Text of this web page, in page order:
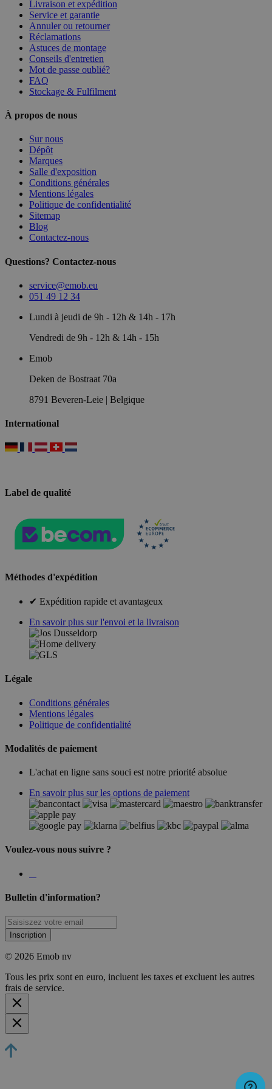
Livraison et expédition
Service et garantie
Annuler ou retourner
Réclamations
Astuces de montage
Conseils d'entretien
Mot de passe oublié?
FAQ
Stockage & Fulfilment
À propos de nous
Sur nous
Dépôt
Marques
Salle d'exposition
Conditions générales
Mentions légales
Politique de confidentialité
Sitemap
Blog
Contactez-nous
Questions? Contactez-nous
service@emob.eu
051 49 12 34
Lundi à jeudi de 9h - 12h & 14h - 17h
Vendredi de 9h - 12h & 14h - 15h
Emob
Deken de Bostraat 70a
8791 Beveren-Leie | Belgique
International
Label de qualité
Méthodes d'expédition
✔ Expédition rapide et avantageux
En savoir plus sur l'envoi et la livraison
Légale
Conditions générales
Mentions légales
Politique de confidentialité
Modalités de paiement
L'achat en ligne sans souci est notre priorité absolue
En savoir plus sur les options de paiement
Voulez-vous nous suivre ?
Bulletin d'information?
Inscription
© 2026 Emob nv
Tous les prix sont en euro, incluent les taxes et excluent les autres
frais de service.